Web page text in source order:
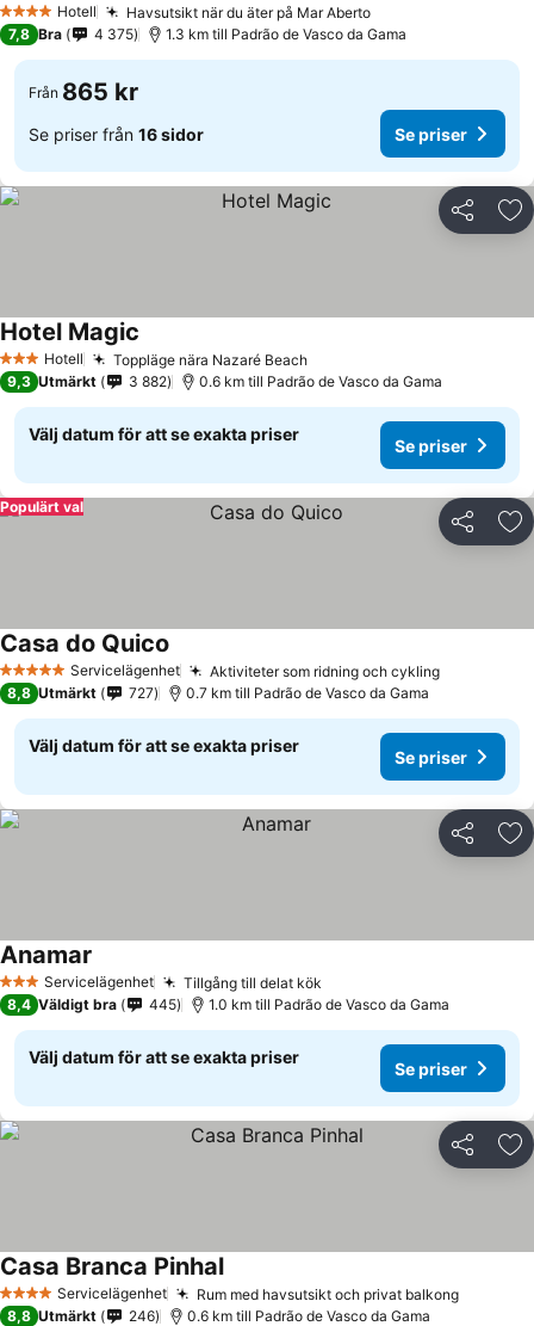
4 StjärnorHotell
Havsutsikt när du äter på Mar Aberto
7,8 Bra 4 375 1.3 km till Padrão de Vasco da Gama
Från 865 kr
Se priser från 16 sidor Se priser
Dela
3 StjärnorHotell Toppläge nära Nazaré Beach
Hotel Magic
9,3 Utmärkt 3 882 0.6 km till Padrão de Vasco da Gama
Välj datum för att se exakta priser
Se priser
Dela
Populärt val
5 Stjärnor Servicelägenhet Aktiviteter som ridning och cykling
Casa do Quico
8,8 Utmärkt 727 0.7 km till Padrão de Vasco da Gama
Välj datum för att se exakta priser
Se priser
Dela
3 StjärnorServicelägenhet Tillgång till delat kök
Anamar
8,4 Väldigt bra 445 1.0 km till Padrão de Vasco da Gama
Välj datum för att se exakta priser
Se priser
Dela
4 StjärnorServicelägenhet Rum med havsutsikt och privat balkong
Casa Branca Pinhal
8,8 Utmärkt 246 0.6 km till Padrão de Vasco da Gama